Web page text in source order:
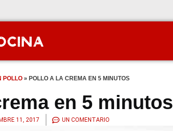
POLLO » POLLO A LA CREMA EN 5 MINUTOS
en 5 minutos
11, 2017 UN COMENTARIO